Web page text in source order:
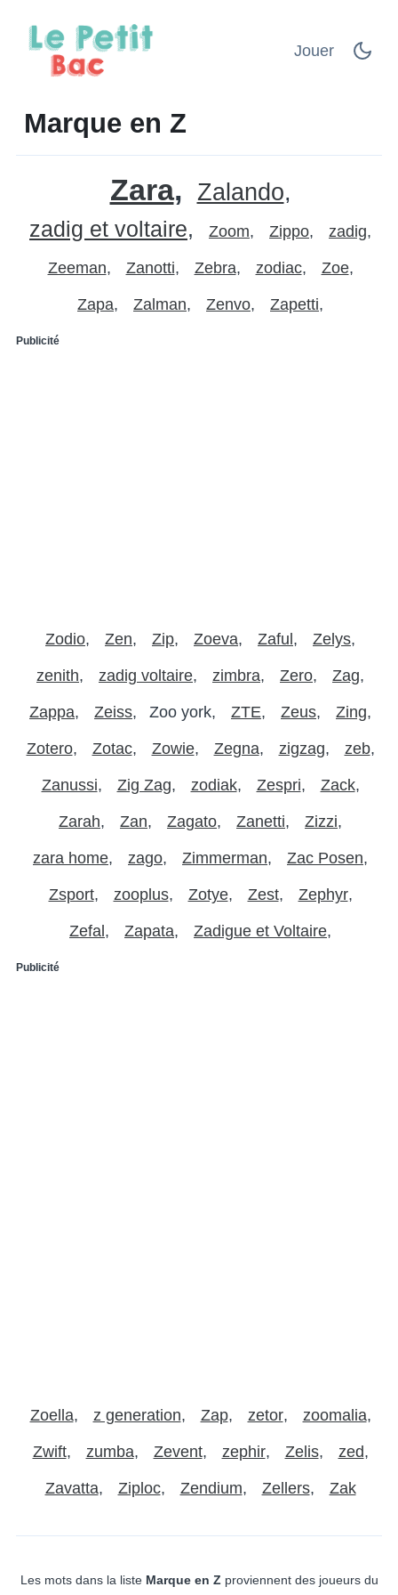
Jouer
Marque en Z
Zara Zalando
zadig et voltaire Zoom Zippo zadig
Zeeman Zanotti Zebra zodiac Zoe
Zapa Zalman Zenvo Zapetti
Publicité
Zodio Zen Zip Zoeva Zaful Zelys
zenith zadig voltaire zimbra Zero Zag
Zappa Zeiss Zoo york ZTE Zeus Zing
Zotero Zotac Zowie Zegna zigzag zeb
Zanussi Zig Zag zodiak Zespri Zack
Zarah Zan Zagato Zanetti Zizzi
zara home zago Zimmerman Zac Posen
Zsport zooplus Zotye Zest Zephyr
Zefal Zapata Zadigue et Voltaire
Publicité
Zoella z generation Zap zetor zoomalia
Zwift zumba Zevent zephir Zelis zed
Zavatta Ziploc Zendium Zellers Zak
Les mots dans la liste Marque en Z proviennent des joueurs du